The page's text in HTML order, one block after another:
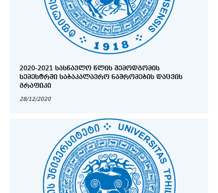
2020-2021 ᲡᲐᲡᲬᲐᲕᲚᲝ ᲬᲚᲘᲡ ᲨᲔᲛᲝᲓᲒᲝᲛᲘᲡ
ᲡᲔᲛᲔᲡᲢᲠᲨᲘ ᲡᲐᲑᲐᲙᲐᲚᲐᲕᲠᲝ ᲜᲐᲨᲠᲝᲛᲔᲑᲘᲡ ᲓᲐᲪᲕᲘᲡ
ᲒᲠᲐᲤᲘᲙᲘ
28/12/2020